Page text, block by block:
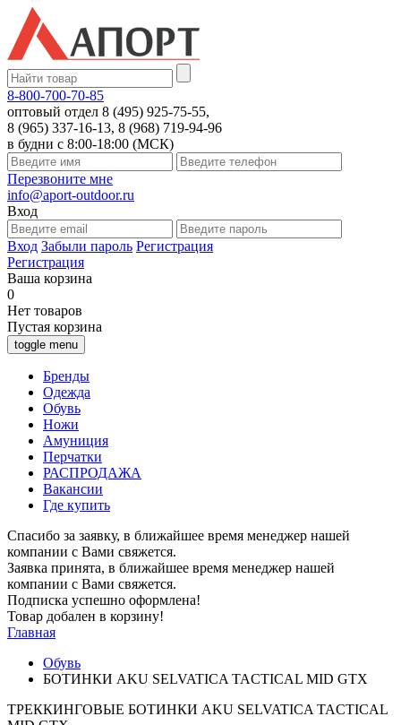
8-800-700-70-85
оптовый отдел 8 (495) 925-75-55,
8 (965) 337-16-13, 8 (968) 719-94-96
в будни с 8:00-18:00 (МСК)
Перезвоните мне
info@aport-outdoor.ru
Вход
Вход Забыли пароль Регистрация
Регистрация
Ваша корзина
0
Нет товаров
Пустая корзина
toggle menu
Бренды
Одежда
Обувь
Ножи
Амуниция
Перчатки
РАСПРОДАЖА
Вакансии
Где купить
Спасибо за заявку, в ближайшее время менеджер нашей
компании с Вами свяжется.
Заявка принята, в ближайшее время менеджер нашей
компании с Вами свяжется.
Подписка успешно оформлена!
Товар добален в корзину!
Главная
Обувь
БОТИНКИ AKU SELVATICA TACTICAL MID GTX
ТРЕККИНГОВЫЕ БОТИНКИ AKU SELVATICA TACTICAL